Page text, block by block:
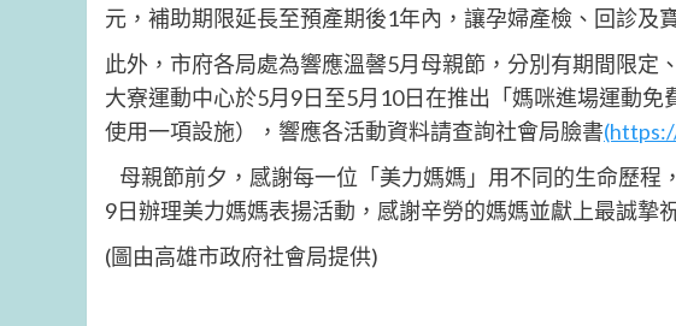
元，補助期限延長至預產期後1年內，讓孕婦產檢、回診及
此外，市府各局處為響應溫韾5月母親節，分別有期間限定
大寮運動中心於5月9日至5月10日在推出「媽咪進場運動
使用一項設施），響應各活動資料請查詢社會局臉書
母親節前夕，感謝每一位「美力媽媽」用不同的生命歷程
9日辦理美力媽媽表揚活動，感謝辛勞的媽媽並獻上最誠摯
(圖由高雄市政府社會局提供)